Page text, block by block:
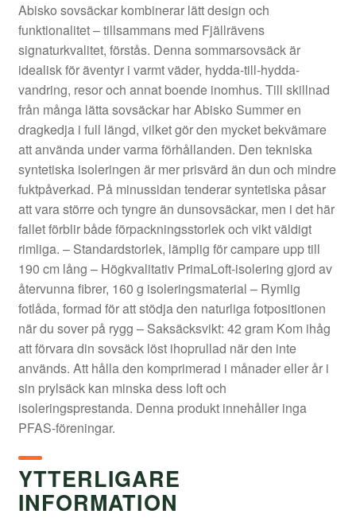
Abisko sovsäckar kombinerar lätt design och
funktionalitet – tillsammans med Fjällrävens
signaturkvalitet, förstås. Denna sommarsovsäck är
idealisk för äventyr i varmt väder, hydda-till-hydda-
vandring, resor och annat boende inomhus. Till skillnad
från många lätta sovsäckar har Abisko Summer en
dragkedja i full längd, vilket gör den mycket bekvämare
att använda under varma förhållanden. Den tekniska
syntetiska isoleringen är mer prisvärd än dun och mindre
fuktpåverkad. På minussidan tenderar syntetiska påsar
att vara större och tyngre än dunsovsäckar, men i det här
fallet förblir både förpackningsstorlek och vikt väldigt
rimliga. – Standardstorlek, lämplig för campare upp till
190 cm lång – Högkvalitativ PrimaLoft-isolering gjord av
återvunna fibrer, 160 g isoleringsmaterial – Rymlig
fotlåda, formad för att stödja den naturliga fotpositionen
när du sover på rygg – Saksäcksvikt: 42 gram Kom ihåg
att förvara din sovsäck löst ihoprullad när den inte
används. Att hålla den komprimerad i månader eller år i
sin prylsäck kan minska dess loft och
isoleringsprestanda. Denna produkt innehåller inga
PFAS-föreningar.
YTTERLIGARE
INFORMATION